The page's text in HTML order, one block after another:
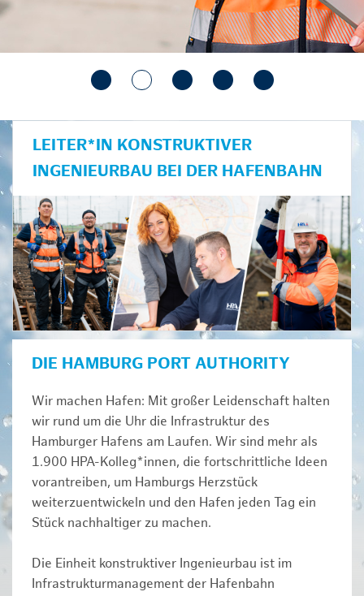
LEITER*IN KONSTRUKTIVER
INGENIEURBAU BEI DER HAFENBAHN
DIE HAMBURG PORT AUTHORITY
Wir machen Hafen: Mit großer Leidenschaft halten
wir rund um die Uhr die Infrastruktur des
Hamburger Hafens am Laufen. Wir sind mehr als
1.900 HPA-Kolleg*innen, die fortschrittliche Ideen
vorantreiben, um Hamburgs Herzstück
weiterzuentwickeln und den Hafen jeden Tag ein
Stück nachhaltiger zu machen.
Die Einheit konstruktiver Ingenieurbau ist im
Infrastrukturmanagement der Hafenbahn